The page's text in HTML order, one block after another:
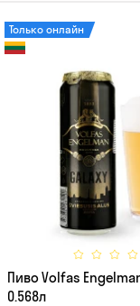
Только онлайн
Пиво Volfas
0.568л